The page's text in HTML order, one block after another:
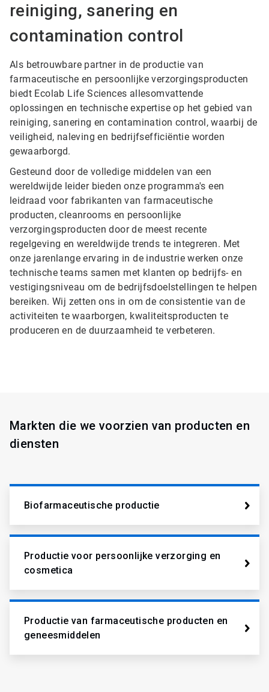
reiniging, sanering en
contamination control
Als betrouwbare partner in de productie van
farmaceutische en persoonlijke verzorgingsproducten
biedt Ecolab Life Sciences allesomvattende
oplossingen en technische expertise op het gebied van
reiniging, sanering en contamination control, waarbij de
veiligheid, naleving en bedrijfsefficiëntie worden
gewaarborgd.
Gesteund door de volledige middelen van een
wereldwijde leider bieden onze programma's een
leidraad voor fabrikanten van farmaceutische
producten, cleanrooms en persoonlijke
verzorgingsproducten door de meest recente
regelgeving en wereldwijde trends te integreren. Met
onze jarenlange ervaring in de industrie werken onze
technische teams samen met klanten op bedrijfs- en
vestigingsniveau om de bedrijfsdoelstellingen te helpen
bereiken. Wij zetten ons in om de consistentie van de
activiteiten te waarborgen, kwaliteitsproducten te
produceren en de duurzaamheid te verbeteren.
Markten die we voorzien van producten en
diensten
Biofarmaceutische productie
Productie voor persoonlijke verzorging en
cosmetica
Productie van farmaceutische producten en
geneesmiddelen